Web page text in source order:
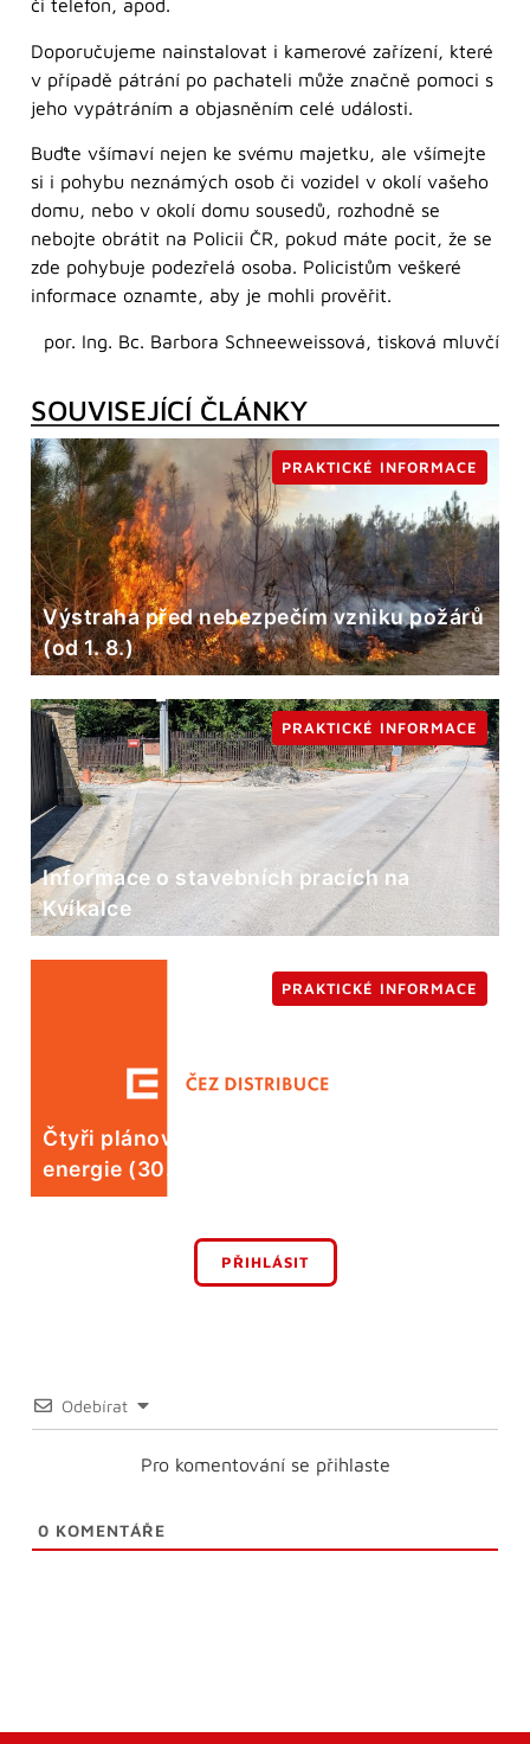
či telefon, apod.
Doporučujeme nainstalovat i kamerové zařízení, které
v případě pátrání po pachateli může značně pomoci s
jeho vypátráním a objasněním celé události.
Buďte všímaví nejen ke svému majetku, ale všímejte
si i pohybu neznámých osob či vozidel v okolí vašeho
domu, nebo v okolí domu sousedů, rozhodně se
nebojte obrátit na Policii ČR, pokud máte pocit, že se
zde pohybuje podezřelá osoba. Policistům veškeré
informace oznamte, aby je mohli prověřit.
por. Ing. Bc. Barbora Schneeweissová, tisková mluvčí
SOUVISEJÍCÍ ČLÁNKY
Výstraha před nebezpečím vzniku požárů
(od 1. 8.)
PRAKTICKÉ INFORMACE
Informace o stavebních pracích na
Kvíkalce
PRAKTICKÉ INFORMACE
Čtyři plánované odstávky elektrické
energie (30. 7.)
PRAKTICKÉ INFORMACE
PŘIHLÁSIT
Odebírat
Pro komentování se přihlaste
0 KOMENTÁŘE